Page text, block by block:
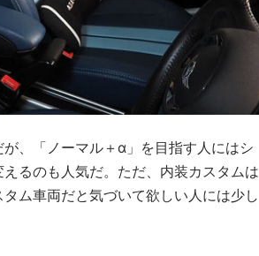
、「ノーマル＋α」を目指す人にはシ
るのも人気だ。ただ、内装カスタムは
ム車両だと気づいて欲しい人には少し